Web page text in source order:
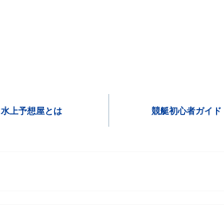
水上予想屋とは 競艇初心者ガイド